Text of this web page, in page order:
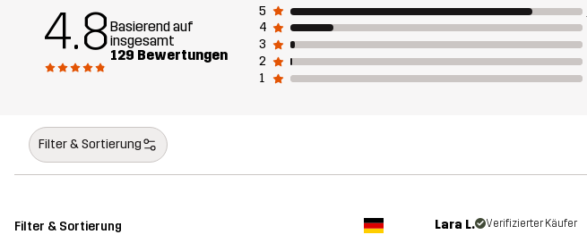
4.8Basierend auf
insgesamt
129 Bewertungen
5
4
3
2
1
Filter & Sortierung
Filter & Sortierung Lara L. Verifizierter Käufer